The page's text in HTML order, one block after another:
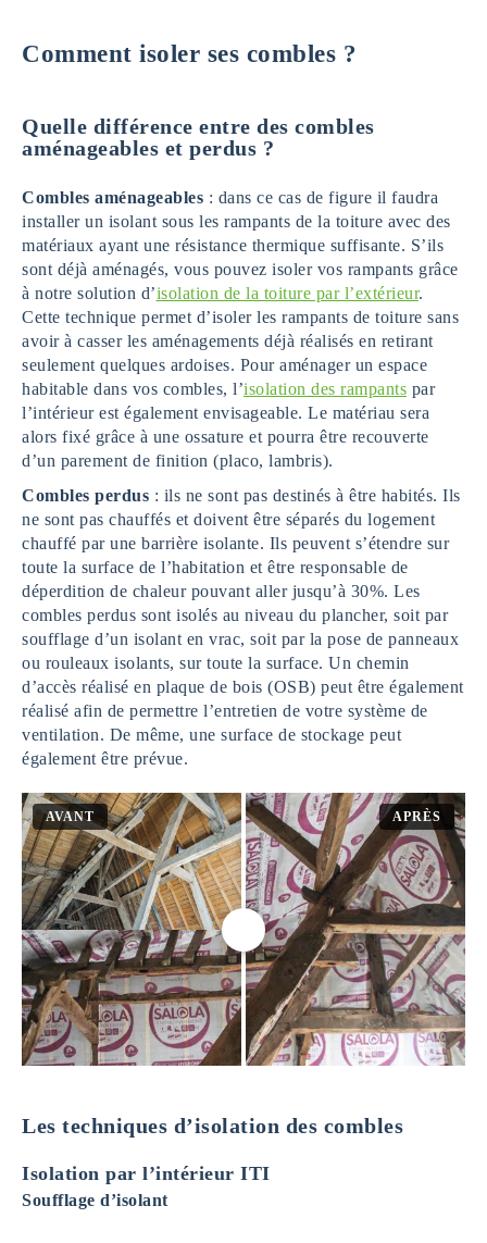
Comment isoler ses combles ?
Quelle différence entre des combles
aménageables et perdus ?
Combles aménageables : dans ce cas de figure il faudra
installer un isolant sous les rampants de la toiture avec des
matériaux ayant une résistance thermique suffisante. S’ils
sont déjà aménagés, vous pouvez isoler vos rampants grâce
à notre solution d’isolation de la toiture par l’extérieur.
Cette technique permet d’isoler les rampants de toiture sans
avoir à casser les aménagements déjà réalisés en retirant
seulement quelques ardoises. Pour aménager un espace
habitable dans vos combles, l’isolation des rampants par
l’intérieur est également envisageable. Le matériau sera
alors fixé grâce à une ossature et pourra être recouverte
d’un parement de finition (placo, lambris).
Combles perdus : ils ne sont pas destinés à être habités. Ils
ne sont pas chauffés et doivent être séparés du logement
chauffé par une barrière isolante. Ils peuvent s’étendre sur
toute la surface de l’habitation et être responsable de
déperdition de chaleur pouvant aller jusqu’à 30%. Les
combles perdus sont isolés au niveau du plancher, soit par
soufflage d’un isolant en vrac, soit par la pose de panneaux
ou rouleaux isolants, sur toute la surface. Un chemin
d’accès réalisé en plaque de bois (OSB) peut être également
réalisé afin de permettre l’entretien de votre système de
ventilation. De même, une surface de stockage peut
également être prévue.
AVANT APRÈS
Les techniques d’isolation des combles
Isolation par l’intérieur ITI
Soufflage d’isolant